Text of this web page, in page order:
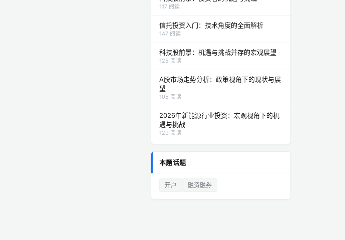
117 阅读
信托投资入门：技术角度的全面解析
147 阅读
科技股前景：机遇与挑战并存的宏观展望
125 阅读
A股市场走势分析：政策视角下的现状与展
望
105 阅读
2026年新能源行业投资：宏观视角下的机
遇与挑战
129 阅读
本题话题
开户 融资融券